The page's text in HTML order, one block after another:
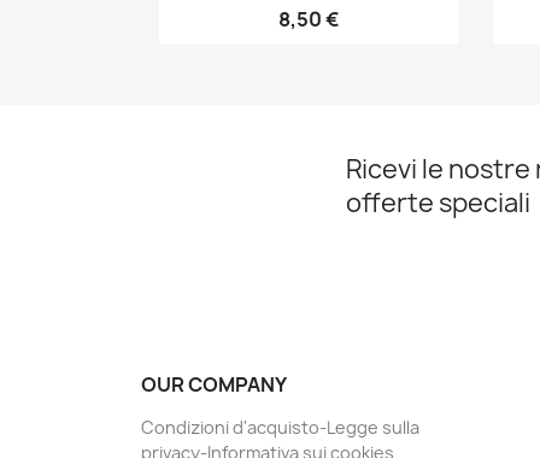
8,50 €
Ricevi le nostre
offerte speciali
OUR COMPANY
Condizioni d'acquisto-Legge sulla
privacy-Informativa sui cookies